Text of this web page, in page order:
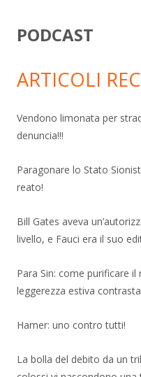
PODCAST
ARTICOLI
Vendono limonata per
denuncia!!!
Paragonare lo Stato
reato!
Bill Gates aveva
livello, e Fauci era il suo
Para Sin: come purificare
leggerezza estiva
Hamer: uno contro tutti!
La bolla del debito da un